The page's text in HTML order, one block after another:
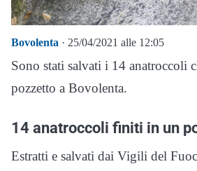
Bovolenta · 25/04/2021 alle 12:05
Sono stati salvati i 14 anatroccoli
pozzetto a Bovolenta.
14 anatroccoli finiti in un
Estratti e salvati dai Vigili del